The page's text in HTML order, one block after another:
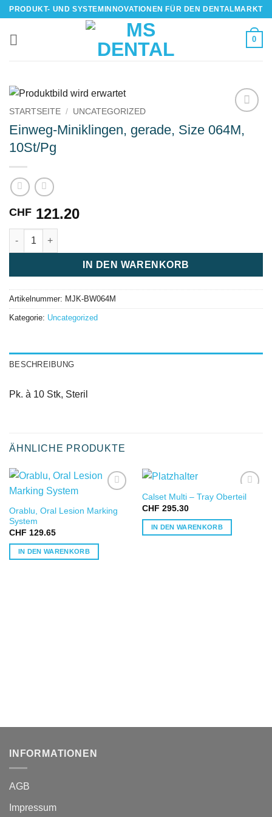
Skip
content
PRODUKT- UND SYSTEMINNOVATIONEN FÜR DEN DENTALMARKT
0
IN DIE
WUNSCHLISTE
STARTSEITE / UNCATEGORIZED
Einweg-Miniklingen, gerade, Size 064M,
10St/Pg
CHF 121.20
Einweg-Miniklingen, gerade, Size 064M, 10St/Pg Menge
IN DEN WARENKORB
Artikelnummer: MJK-BW064M
Kategorie: Uncategorized
BESCHREIBUNG
Pk. à 10 Stk, Steril
ÄHNLICHE PRODUKTE
WUNSCHLISTE
Orablu, Oral Lesion Marking
System
CHF 129.65
IN DEN WARENKORB
IN DIE
Calset Multi – Tray Oberteil
CHF 295.30
IN DEN WARENKORB
INFORMATIONEN
AGB
Impressum